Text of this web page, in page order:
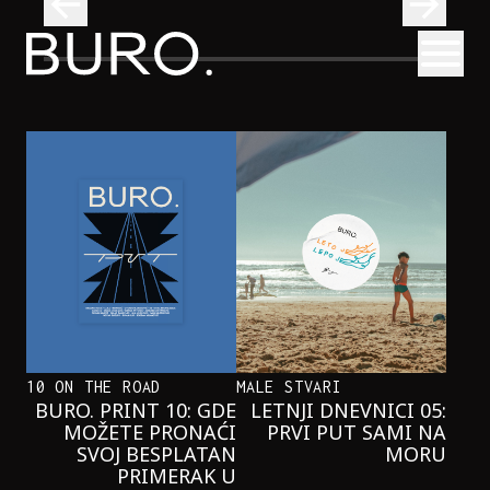
BURO.
ONAJ JEDAN PROIZVOD KOJI
STALNO SELIMO SA POLICE U
TORBE
10 ON THE ROAD
BURO. PRINT 10: GDE
MOŽETE PRONAĆI
SVOJ BESPLATAN
PRIMERAK U
MALE STVARI
LETNJI DNEVNICI 05:
PRVI PUT SAMI NA
MORU